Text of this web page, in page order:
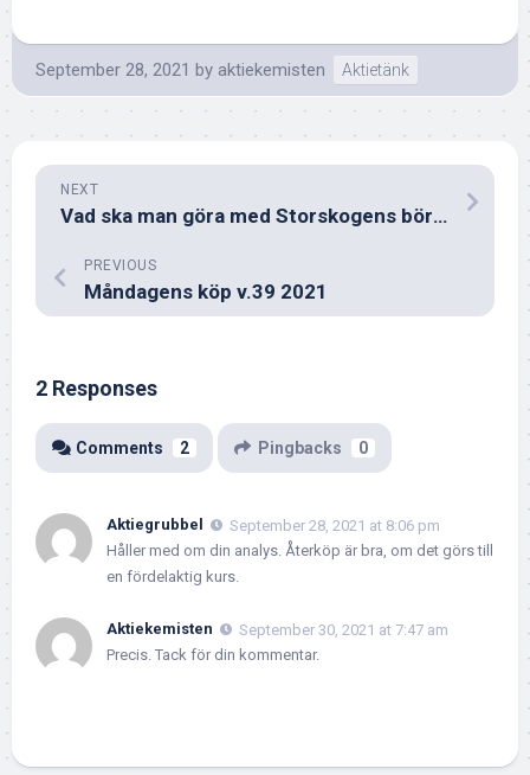
September 28, 2021 by aktiekemisten Aktietänk
NEXT
Vad ska man göra med Storskogens börsintroduktion?
PREVIOUS
Måndagens köp v.39 2021
2 Responses
Comments 2 Pingbacks 0
Aktiegrubbel
September 28, 2021 at 8:06 pm
Håller med om din analys. Återköp är bra, om det görs till
en fördelaktig kurs.
Aktiekemisten
September 30, 2021 at 7:47 am
Precis. Tack för din kommentar.